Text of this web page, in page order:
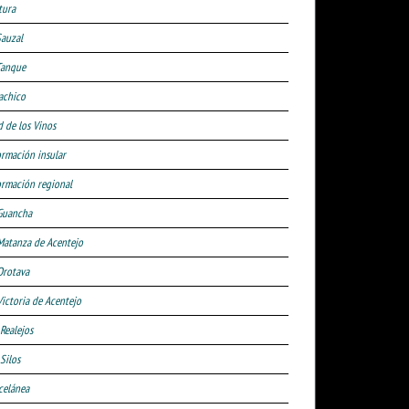
de los Vinos
insular
regional
de Acentejo
de Acentejo